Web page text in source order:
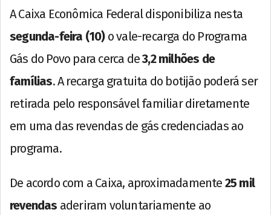
A Caixa Econômica Federal disponibiliza nesta
segunda-feira (10)o vale-recarga do Programa
Gás do Povo para cerca de3,2 milhões de
famílias. A recarga gratuita do botijão poderá ser
retirada pelo responsável familiar diretamente
em uma das revendas de gás credenciadas ao
programa.
De acordo com a Caixa, aproximadamente 25 mil
revendas aderiram voluntariamente ao